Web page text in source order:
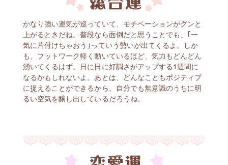
かなり強い運気が巡っていて、モチベーションがグンと
上がるときだね。普段なら面倒だと思うことでも、｢一
気に片付けちゃおう｣っていう勢いが出てくるよ。しか
も、フットワーク軽く動いているほど、気力もどんどん
湧いてくるはず。日に日に好調さがアップする1週間に
なるかもしれないよ。あとは、どんなこともポジティブ
に捉えることができるから、自分でも無意識のうちに明
るい空気を醸し出しているだろうね。